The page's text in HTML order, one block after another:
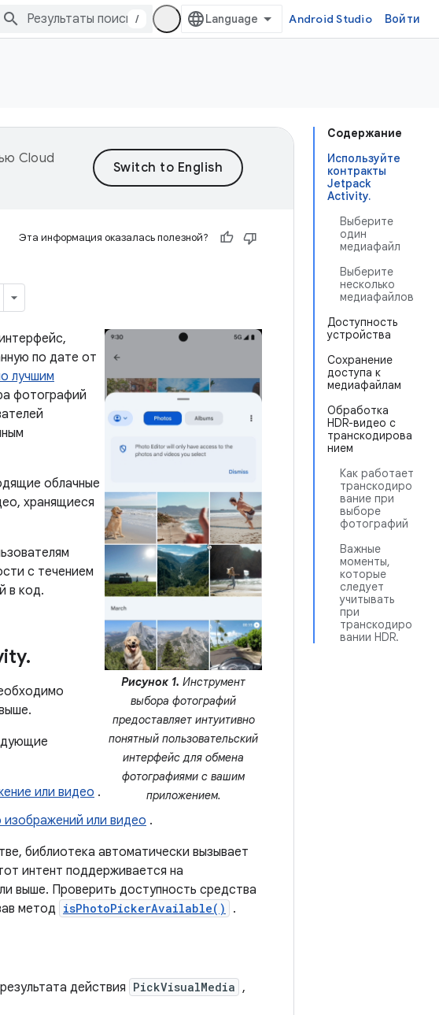
/ Android Studio Войти
Содержание
Используйте
контракты
Jetpack
Activity.
Выберите
один
медиафайл
Выберите
несколько
медиафайлов
Доступность
устройства
Сохранение
доступа к
медиафайлам
Обработка
HDR-видео с
транскодирова
нием
Как работает
транскодиро
вание при
выборе
фотографий
Важные
моменты,
которые
следует
учитывать
при
транскодиро
вании HDR.
Cloud
Эта информация оказалась полезной?
Рисунок 1. Инструмент
выбора фотографий
предоставляет интуитивно
понятный пользовательский
интерфейс для обмена
фотографиями с вашим
приложением.
по дате от
лучшим
фотографий
облачные
хранящиеся
с течением
в код.
.
или видео .
изображений или видео .
библиотека автоматически вызывает
интент поддерживается на
выше. Проверить доступность средства
метод isPhotoPickerAvailable() .
действия PickVisualMedia ,